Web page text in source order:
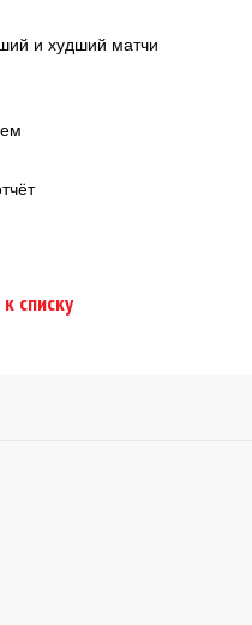
и худший матчи
списку